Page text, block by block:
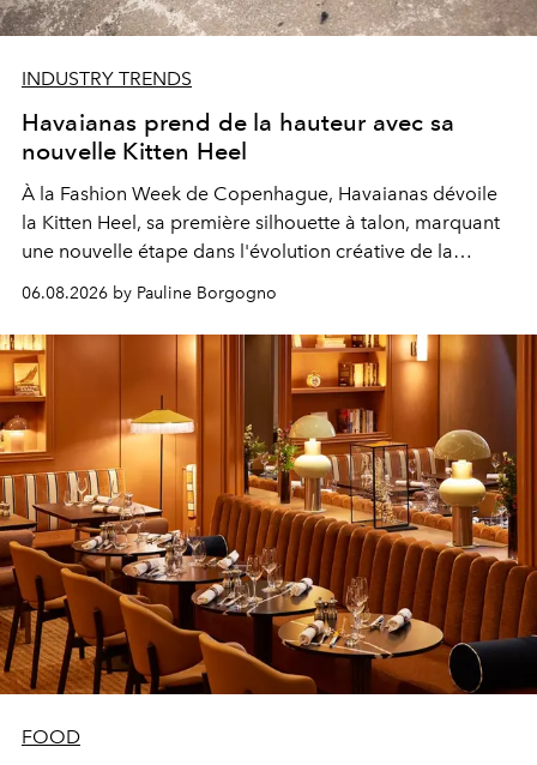
INDUSTRY TRENDS
Havaianas prend de la hauteur avec sa
nouvelle Kitten Heel
À la Fashion Week de Copenhague, Havaianas dévoile
la Kitten Heel, sa première silhouette à talon, marquant
une nouvelle étape dans l'évolution créative de la
06.08.2026 by Pauline Borgogno
FOOD